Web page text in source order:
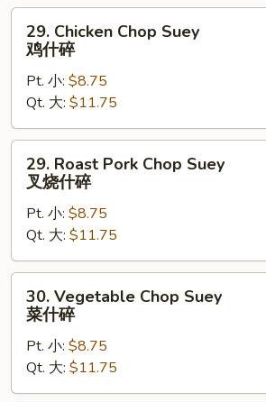
腐
Chicken
Chop
Suey
什
碎
29. Chicken Chop Suey
鸡什碎
Pt. 小: $8.75
Qt. 大: $11.75
Roast
Pork
Chop
Suey
叉
烧
29. Roast Pork Chop Suey
叉烧什碎
Pt. 小: $8.75
Qt. 大: $11.75
Vegetable
Chop
Suey
什
30. Vegetable Chop Suey
菜什碎
Pt. 小: $8.75
Qt. 大: $11.75